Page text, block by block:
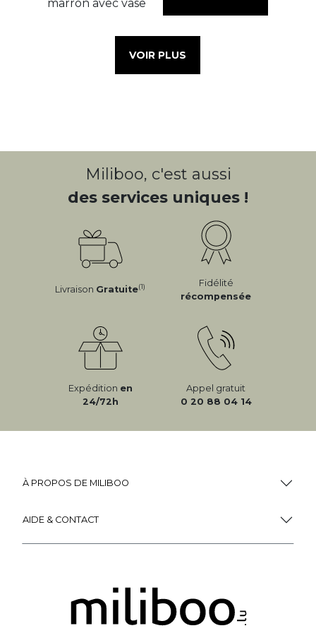
VOIR PLUS
Miliboo, c'est aussi
des services uniques !
Livraison Gratuite(1)
Fidélité
récompensée
Expédition en
24/72h
Appel gratuit
0 20 88 04 14
À PROPOS DE MILIBOO
AIDE & CONTACT